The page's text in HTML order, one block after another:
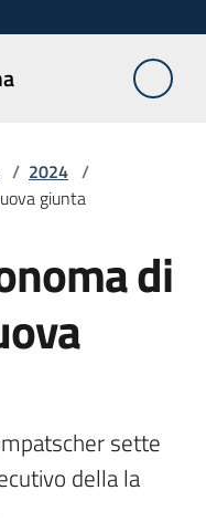
/ 2024 /
giunta
di
sette
della la